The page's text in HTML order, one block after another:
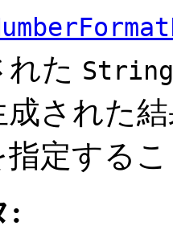
た String
成された
指定する
: